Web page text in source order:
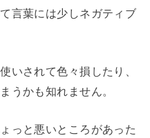
言葉には少しネガティブ
いされて色々損したり、
うかも知れません。
っと悪いところがあった